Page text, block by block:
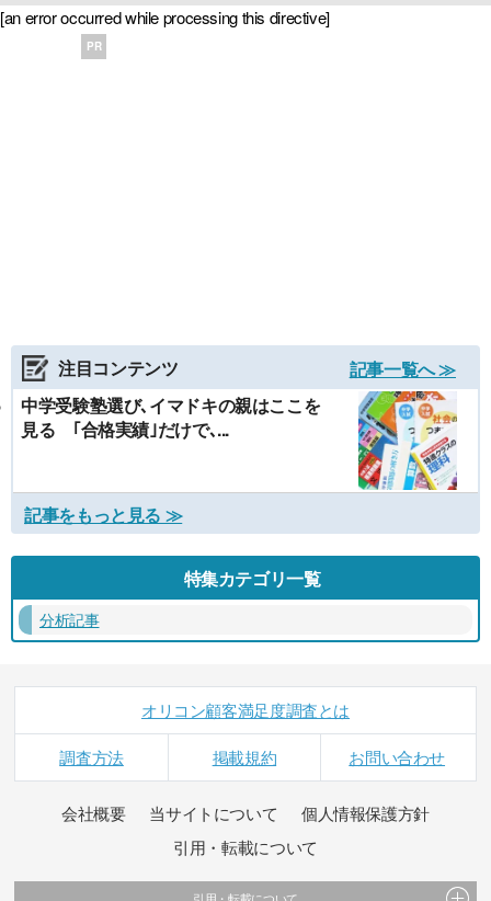
[an error occurred while processing this directive]
PR
注目コンテンツ
記事一覧へ ≫
中学受験塾選び､イマドキの親はここを
見る ｢合格実績｣だけで､...
記事をもっと見る ≫
特集カテゴリ一覧
分析記事
オリコン顧客満足度調査とは
調査方法 掲載規約 お問い合わせ
会社概要 当サイトについて
個人情報保護方針
引用・転載について